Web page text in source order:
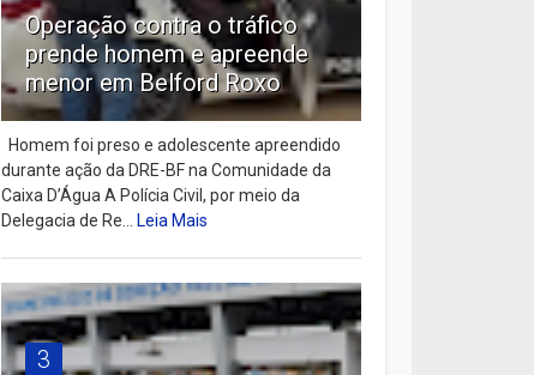
Operação contra o tráfico
prende homem e apreende
menor em Belford Roxo
Homem foi preso e adolescente apreendido
durante ação da DRE-BF na Comunidade da
Caixa D’Água A Polícia Civil, por meio da
Delegacia de Re...Leia Mais
3